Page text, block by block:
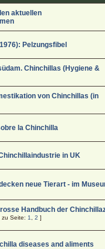
aktuellen
Pelzungsfibel
Chinchillas (Hygiene &
von Chinchillas (in
la Chinchilla
in UK
neue Tierart - im
Handbuch der
zu Seite: 1 ,2 ]
diseases and aliments